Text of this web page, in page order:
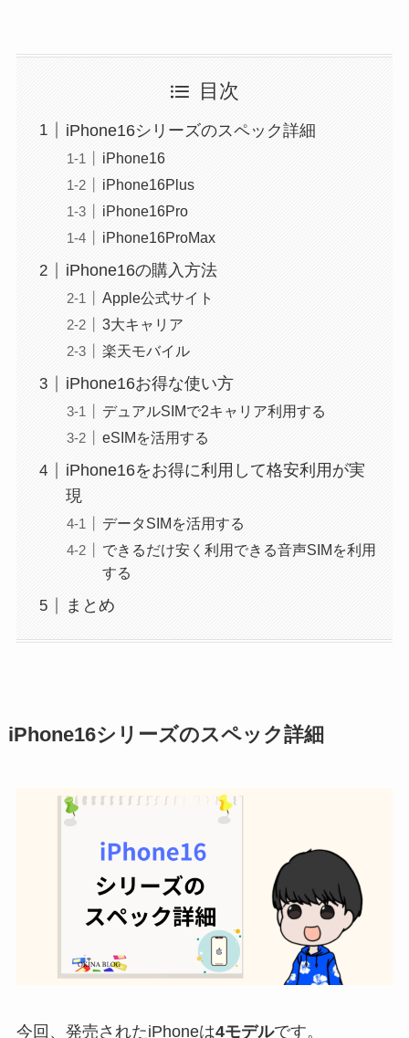
目次
iPhone16シリーズのスペック詳細
iPhone16
iPhone16Plus
iPhone16Pro
iPhone16ProMax
iPhone16の購入方法
Apple公式サイト
3大キャリア
楽天モバイル
iPhone16お得な使い方
デュアルSIMで2キャリア利用する
eSIMを活用する
iPhone16をお得に利用して格安利用が実
現
データSIMを活用する
できるだけ安く利用できる音声SIMを利用
する
まとめ
iPhone16シリーズのスペック詳細
今回、発売されたiPhoneは4モデルです。